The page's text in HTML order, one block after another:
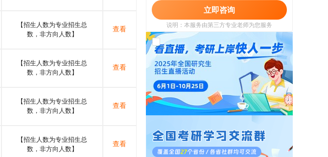
【招生人数为专业招生总
数，非方向人数】
查看
【招生人数为专业招生总
数，非方向人数】
查看
【招生人数为专业招生总
数，非方向人数】
查看
【招生人数为专业招生总
数，非方向人数】
查看
立即咨询
说明：本服务由第三方专业老师为您服务
我已阅读并同意 《用户政策》
《用户服务
使用协议》